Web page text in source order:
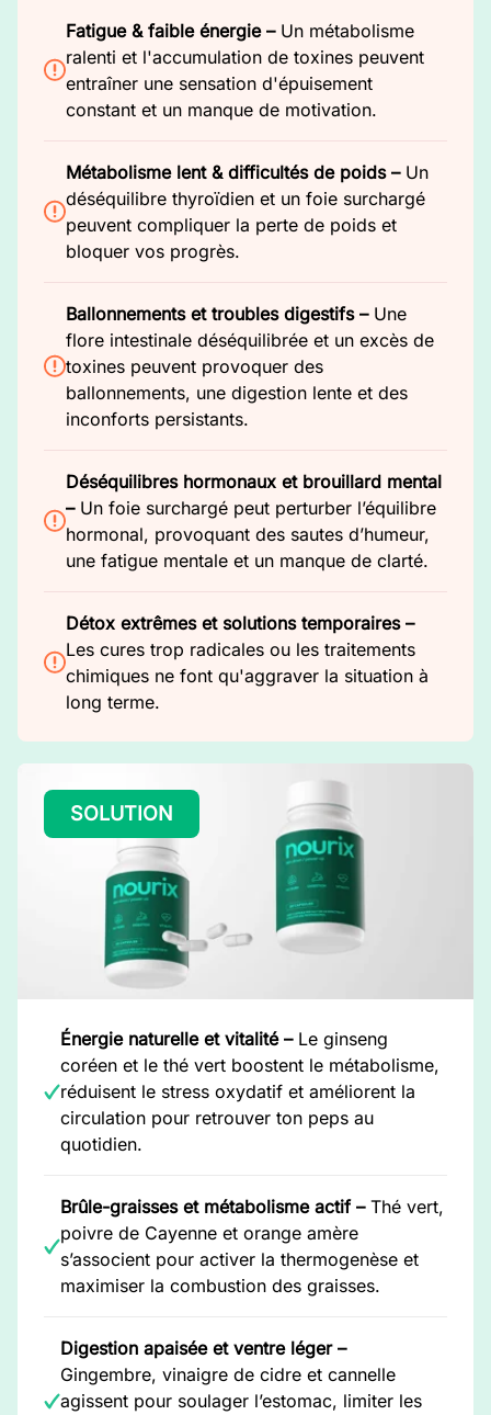
Fatigue & faible énergie –Un métabolisme
ralenti et l'accumulation de toxines peuvent
entraîner une sensation d'épuisement
constant et un manque de motivation.
Métabolisme lent & difficultés de poids –Un
déséquilibre thyroïdien et un foie surchargé
peuvent compliquer la perte de poids et
bloquer vos progrès.
Ballonnements et troubles digestifs –Une
flore intestinale déséquilibrée et un excès de
toxines peuvent provoquer des
ballonnements, une digestion lente et des
inconforts persistants.
Déséquilibres hormonaux et brouillard mental
–Un foie surchargé peut perturber l’équilibre
hormonal, provoquant des sautes d’humeur,
une fatigue mentale et un manque de clarté.
Détox extrêmes et solutions temporaires –
Les cures trop radicales ou les traitements
chimiques ne font qu'aggraver la situation à
long terme.
SOLUTION
Énergie naturelle et vitalité –Le ginseng
coréen et le thé vert boostent le métabolisme,
réduisent le stress oxydatif et améliorent la
circulation pour retrouver ton peps au
quotidien.
Brûle-graisses et métabolisme actif –Thé vert,
poivre de Cayenne et orange amère
s’associent pour activer la thermogenèse et
maximiser la combustion des graisses.
Digestion apaisée et ventre léger –
Gingembre, vinaigre de cidre et cannelle
agissent pour soulager l’estomac, limiter les